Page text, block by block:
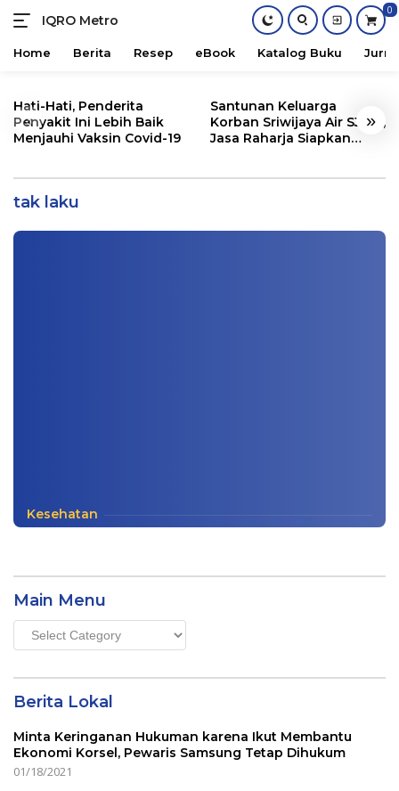
content
IQRO Metro
Lets
Bright
0
Home Berita Resep eBook Katalog Buku
« »
Hati-Hati, Penderita
Penyakit Ini Lebih Baik
Menjauhi Vaksin Covid-19
Santunan Keluarga
Korban Sriwijaya Air SJ182,
Jasa Raharja Siapkan
tak laku
Lagi Viral, Ini Penampakan 6 Uang
2021
Nasional|
Kesehatan
Main Menu
Main
Menu
Berita Lokal
Minta Keringanan Hukuman karena Ikut Membantu
Ekonomi Korsel, Pewaris Samsung Tetap Dihukum
01/18/2021